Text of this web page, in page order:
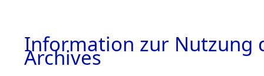
Information zur Nutzung
Archives